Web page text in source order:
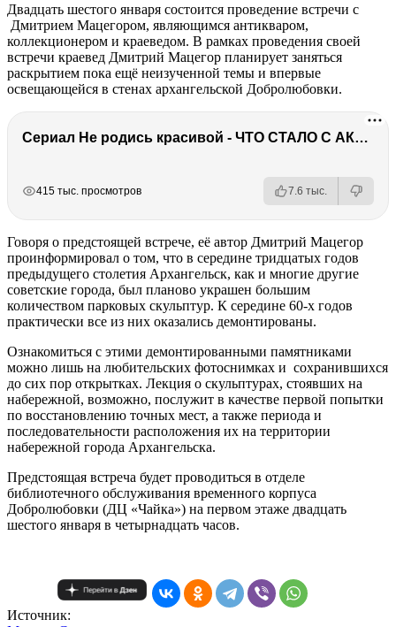
Двадцать шестого января состоится проведение встречи с
Дмитрием Мацегором, являющимся антикваром,
коллекционером и краеведом. В рамках проведения своей
встречи краевед Дмитрий Мацегор планирует заняться
раскрытием пока ещё неизученной темы и впервые
освещающейся в стенах архангельской Добролюбовки.
Сериал Не родись красивой - ЧТО СТАЛО С АКТЕРАМИ? Смерть, тюрьма и красота
415 тыс. просмотров 7.6 тыс.
Говоря о предстоящей встрече, её автор Дмитрий Мацегор
проинформировал о том, что в середине тридцатых годов
предыдущего столетия Архангельск, как и многие другие
советские города, был планово украшен большим
количеством парковых скульптур. К середине 60-х годов
практически все из них оказались демонтированы.
Ознакомиться с этими демонтированными памятниками
можно лишь на любительских фотоснимках и сохранившихся
до сих пор открытках. Лекция о скульптурах, стоявших на
набережной, возможно, послужит в качестве первой попытки
по восстановлению точных мест, а также периода и
последовательности расположения их на территории
набережной города Архангельска.
Предстоящая встреча будет проводиться в отделе
библиотечного обслуживания временного корпуса
Добролюбовки (ДЦ «Чайка») на первом этаже двадцать
шестого января в четырнадцать часов.
Источник: